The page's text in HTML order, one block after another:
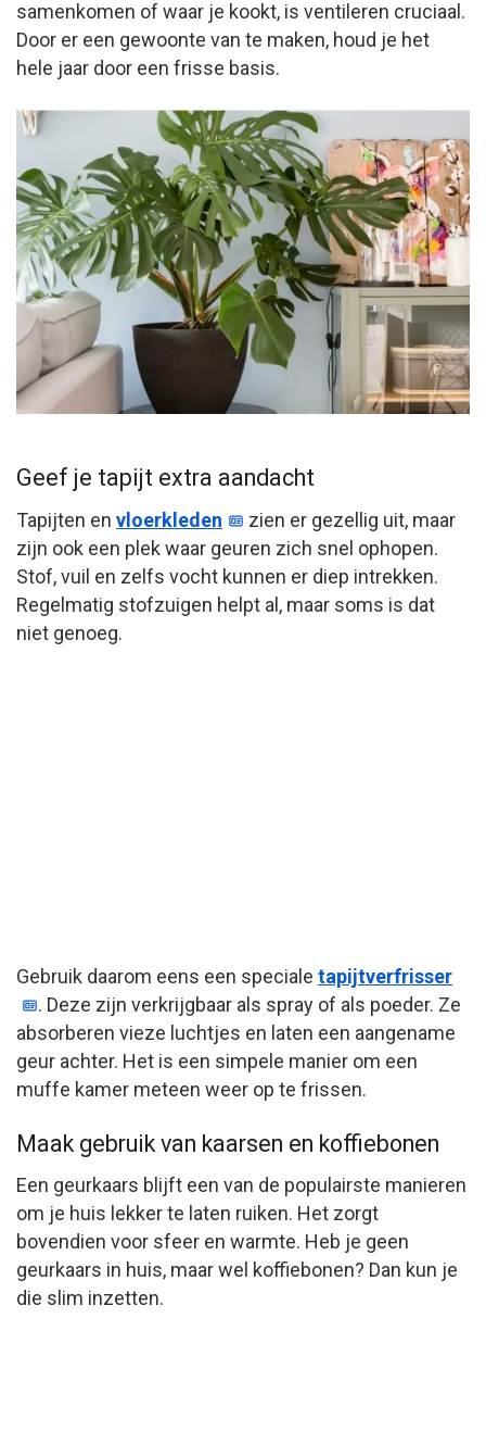
samenkomen of waar je kookt, is ventileren cruciaal.
Door er een gewoonte van te maken, houd je het
hele jaar door een frisse basis.
Geef je tapijt extra aandacht
Tapijten en vloerkleden
zien er gezellig uit, maar
zijn ook een plek waar geuren zich snel ophopen.
Stof, vuil en zelfs vocht kunnen er diep intrekken.
Regelmatig stofzuigen helpt al, maar soms is dat
niet genoeg.
Gebruik daarom eens een speciale tapijtverfrisser
. Deze zijn verkrijgbaar als spray of als poeder. Ze
absorberen vieze luchtjes en laten een aangename
geur achter. Het is een simpele manier om een
muffe kamer meteen weer op te frissen.
Maak gebruik van kaarsen en koffiebonen
Een geurkaars blijft een van de populairste manieren
om je huis lekker te laten ruiken. Het zorgt
bovendien voor sfeer en warmte. Heb je geen
geurkaars in huis, maar wel koffiebonen? Dan kun je
die slim inzetten.